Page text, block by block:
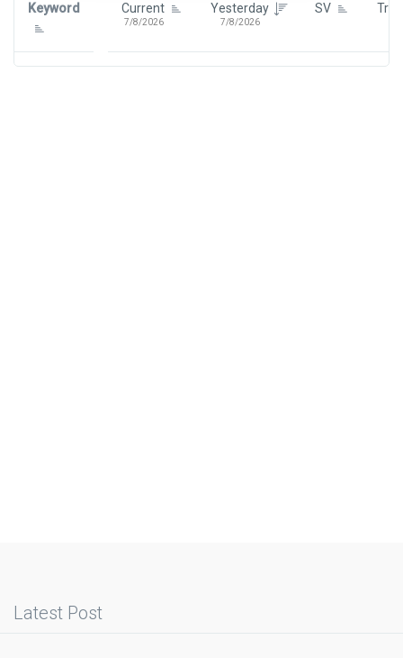
Keyword Current
7/8/2026
Yesterday
7/8/2026
SV
Latest Post